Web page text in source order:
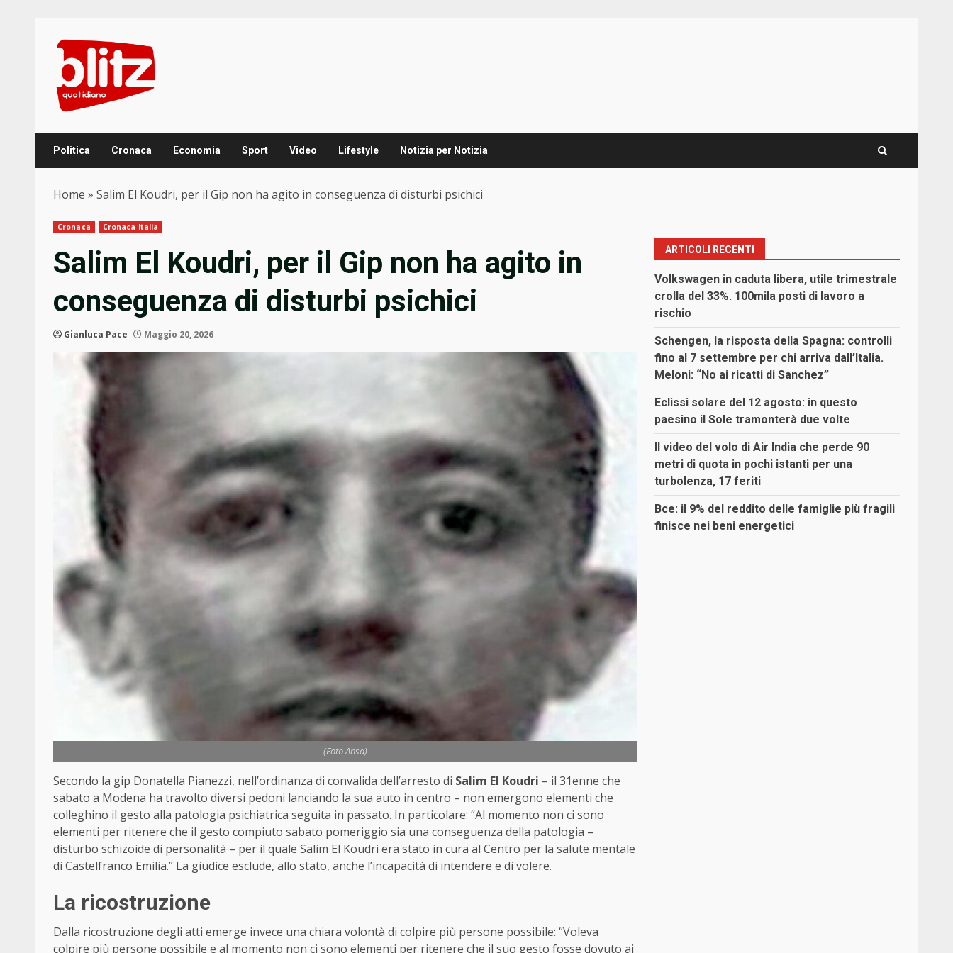
content
Politica Cronaca Economia Sport Video Lifestyle Notizia per Notizia
Home » Salim El Koudri, per il Gip non ha agito in conseguenza di disturbi psichici
Cronaca Cronaca Italia
Salim El Koudri, per il Gip non ha agito in
conseguenza di disturbi psichici
Gianluca Pace Maggio 20, 2026
(Foto Ansa)
Secondo la gip Donatella Pianezzi, nell’ordinanza di convalida dell’arresto di Salim El Koudri – il 31enne che
sabato a Modena ha travolto diversi pedoni lanciando la sua auto in centro – non emergono elementi che
colleghino il gesto alla patologia psichiatrica seguita in passato. In particolare: “Al momento non ci sono
elementi per ritenere che il gesto compiuto sabato pomeriggio sia una conseguenza della patologia –
disturbo schizoide di personalità – per il quale Salim El Koudri era stato in cura al Centro per la salute mentale
di Castelfranco Emilia.” La giudice esclude, allo stato, anche l’incapacità di intendere e di volere.
La ricostruzione
Dalla ricostruzione degli atti emerge invece una chiara volontà di colpire più persone possibile: “Voleva
colpire più persone possibile e al momento non ci sono elementi per ritenere che il suo gesto fosse dovuto ai
ARTICOLI RECENTI
Volkswagen in caduta libera, utile trimestrale
crolla del 33%. 100mila posti di lavoro a
rischio
Schengen, la risposta della Spagna: controlli
fino al 7 settembre per chi arriva dall’Italia.
Meloni: “No ai ricatti di Sanchez”
Eclissi solare del 12 agosto: in questo
paesino il Sole tramonterà due volte
Il video del volo di Air India che perde 90
metri di quota in pochi istanti per una
turbolenza, 17 feriti
Bce: il 9% del reddito delle famiglie più fragili
finisce nei beni energetici